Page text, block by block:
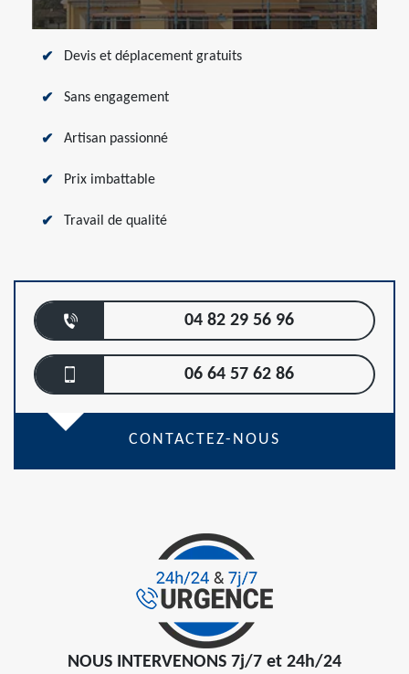
Devis et déplacement gratuits
Sans engagement
Artisan passionné
Prix imbattable
Travail de qualité
04 82 29 56 96
06 64 57 62 86
CONTACTEZ-NOUS
NOUS INTERVENONS 7j/7 et 24h/24